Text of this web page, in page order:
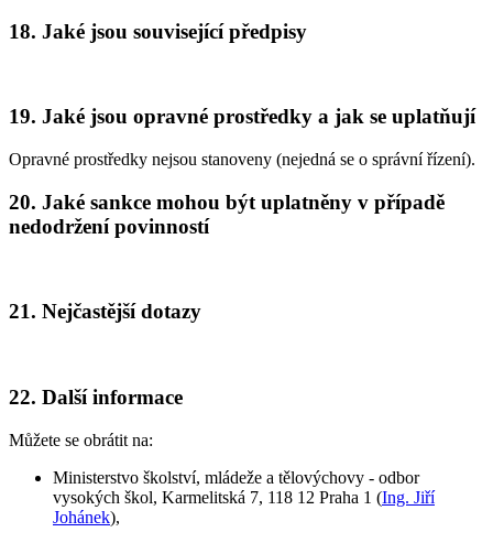
18. Jaké jsou související předpisy
19. Jaké jsou opravné prostředky a jak se uplatňují
Opravné prostředky nejsou stanoveny (nejedná se o správní řízení).
20. Jaké sankce mohou být uplatněny v případě
nedodržení povinností
21. Nejčastější dotazy
22. Další informace
Můžete se obrátit na:
Ministerstvo školství, mládeže a tělovýchovy - odbor
vysokých škol, Karmelitská 7, 118 12 Praha 1 (Ing. Jiří
Johánek),